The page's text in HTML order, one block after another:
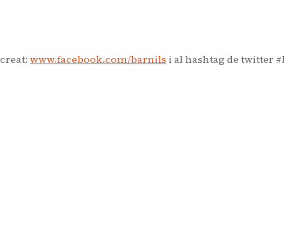
www.facebook.com/barnils i al hashtag de twitter